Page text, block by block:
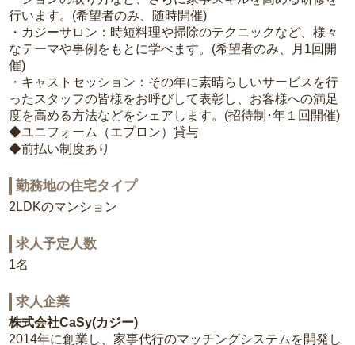
行います。(希望者のみ、随時開催)
・カジーサロン：時短料理や掃除のテクニックなど、様々
なテーマや事例をもとに学べます。(希望者のみ、月1回開
催)
・キャストセッション：その年に素晴らしいサービスを行
ったスタッフの皆様をお呼びして表彰し、お客様への満足
度を高める方法などをシェアします。(招待制･年１回開催)
◆ユニフォーム（エプロン）貸与
◆前払い制度あり
勤務地の住宅タイプ
2LDKのマンション
求人予定人数
1名
求人企業
株式会社CaSy(カジー)
2014年に創業し、家事代行のマッチングシステムを開発し